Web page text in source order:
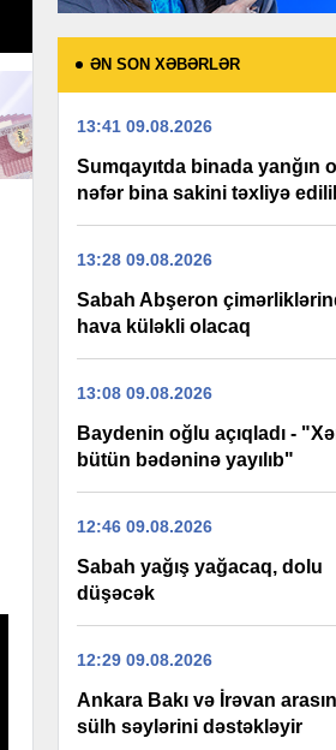
ƏN SON XƏBƏRLƏR
13:41 09.08.2026
Sumqayıtda binada yanğın
nəfər bina sakini təxliyə
13:28 09.08.2026
Sabah Abşeron
hava küləkli olacaq
13:08 09.08.2026
Baydenin oğlu açıqladı -
bütün bədəninə yayılıb"
12:46 09.08.2026
Sabah yağış yağacaq, dolu
düşəcək
12:29 09.08.2026
Ankara Bakı və İrəvan
sülh səylərini dəstəkləyir